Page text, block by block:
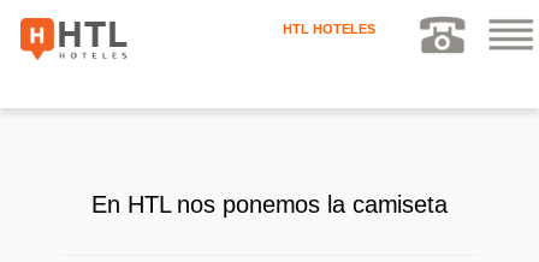
HTL HOTELES
En HTL nos ponemos la camiseta